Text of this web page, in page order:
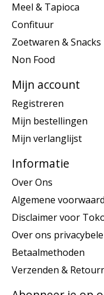
Meel & Tapioca
Confituur
Zoetwaren & Snacks
Non Food
Mijn account
Registreren
Mijn bestellingen
Mijn verlanglijst
Informatie
Over Ons
Algemene
Disclaimer voor
Over ons
Betaalmethoden
Verzenden &